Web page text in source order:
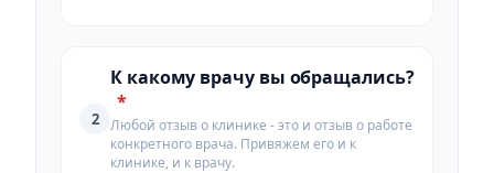
2
К какому врачу вы обращались?
*
Любой отзыв о клинике - это и отзыв о работе
конкретного врача. Привяжем его и к
клинике, и к врачу.